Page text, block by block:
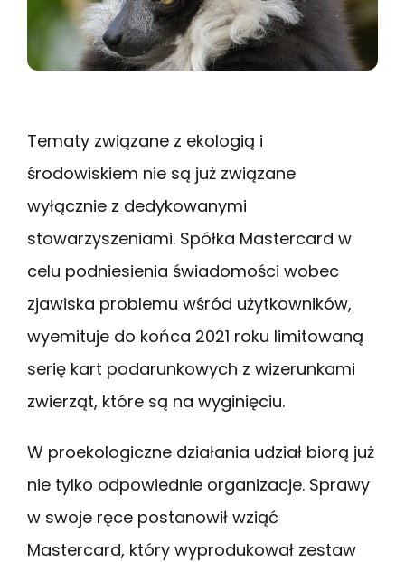
Tematy związane z ekologią i
środowiskiem nie są już związane
wyłącznie z dedykowanymi
stowarzyszeniami. Spółka Mastercard w
celu podniesienia świadomości wobec
zjawiska problemu wśród użytkowników,
wyemituje do końca 2021 roku limitowaną
serię kart podarunkowych z wizerunkami
zwierząt, które są na wyginięciu.
W proekologiczne działania udział biorą już
nie tylko odpowiednie organizacje. Sprawy
w swoje ręce postanowił wziąć
Mastercard, który wyprodukował zestaw